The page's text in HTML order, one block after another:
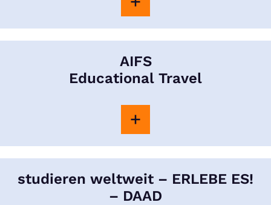
AIFS
Educational Travel
studieren weltweit – ERLEBE ES!
– DAAD